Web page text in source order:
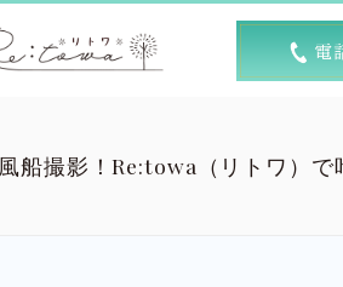
プ
船撮影！Re:towa（リトワ）